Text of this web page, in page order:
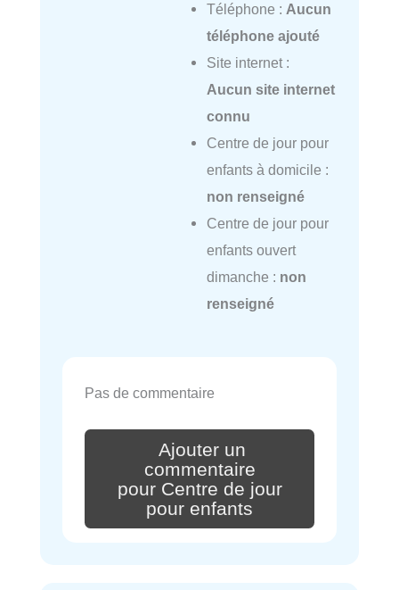
Téléphone : Aucun
téléphone ajouté
Site internet :
Aucun site internet
connu
Centre de jour pour
enfants à domicile :
non renseigné
Centre de jour pour
enfants ouvert
dimanche : non
renseigné
Pas de commentaire
Ajouter un
commentaire
pour Centre de jour
pour enfants